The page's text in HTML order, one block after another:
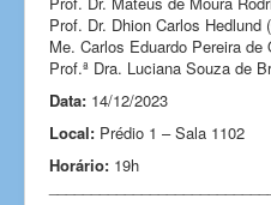
Prof. Dr. Dhion Carlos Hedlund
Me. Carlos Eduardo Pereira de
Prof.ª Dra. Luciana Souza de
Data: 14/12/2023
Local: Prédio 1 – Sala 1102
Horário: 19h